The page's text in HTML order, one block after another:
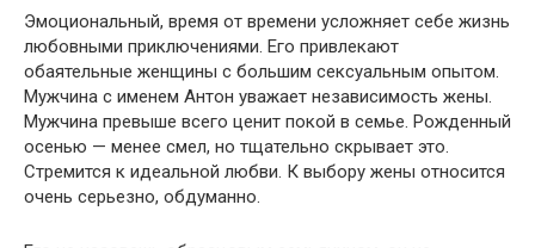
Эмоциональный, время от времени усложняет себе жизнь
любовными приключениями. Его привлекают
обаятельные женщины с большим сексуальным опытом.
Мужчина с именем Антон уважает независимость жены.
Мужчина превыше всего ценит покой в семье. Рожденный
осенью — менее смел, но тщательно скрывает это.
Стремится к идеальной любви. К выбору жены относится
очень серьезно, обдуманно.